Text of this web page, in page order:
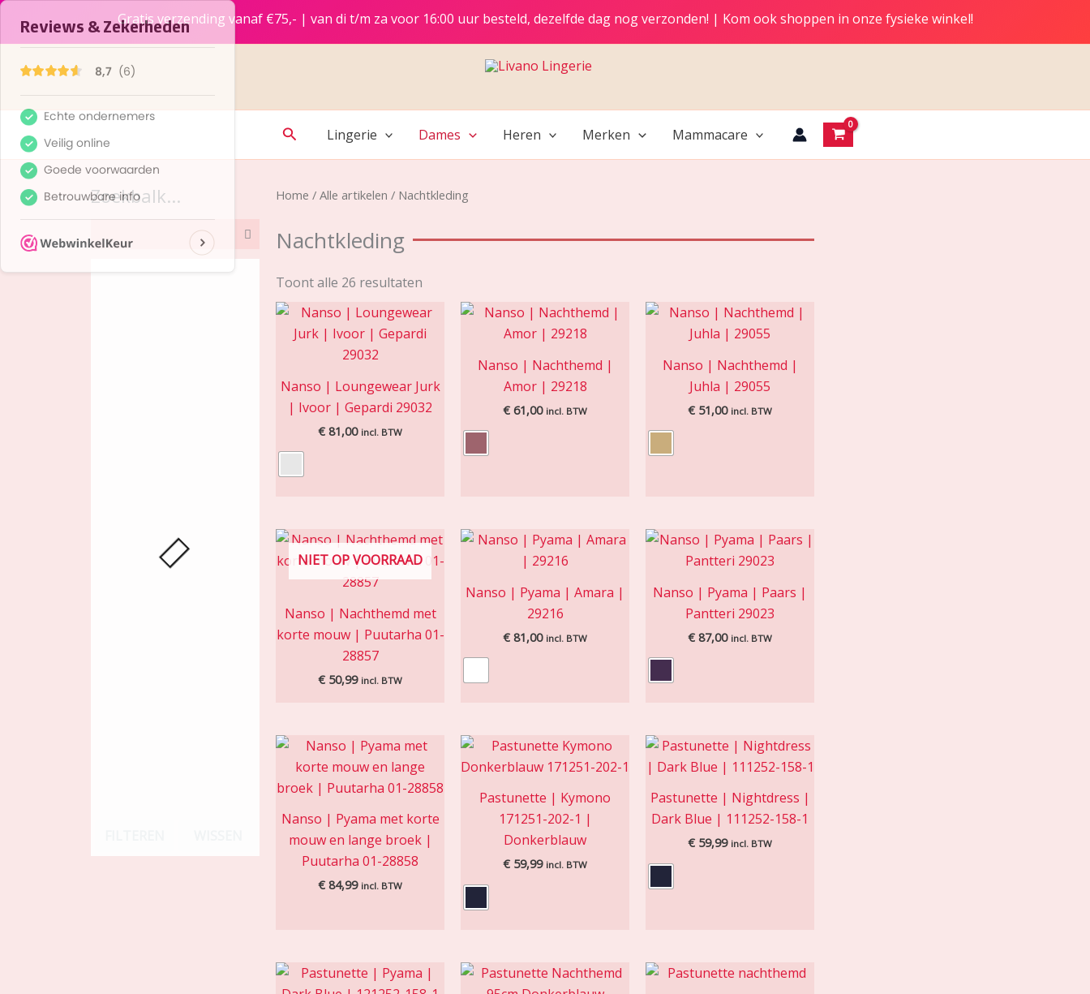
Ga
naar
inhoud
Gratis verzending vanaf €75,- | van di t/m za voor 16:00 uur besteld, dezelfde dag nog verzonden! | Kom ook shoppen in onze fysieke winkel!
ZoekenLingerie Dames Heren Merken Mammacare
Zoekbalk... Home / Alle artikelen / Nachtkleding
Nachtkleding
Toont alle 26 resultaten
Nanso | Loungewear Jurk
| Ivoor | Gepardi 29032
€ 81,00 incl. BTW
Nanso | Nachthemd |
Amor | 29218
€ 61,00 incl. BTW
Nanso | Nachthemd |
Juhla | 29055
€ 51,00 incl. BTW
NIET OP VOORRAAD
Nanso | Nachthemd met
korte mouw | Puutarha 01-
28857
€ 50,99 incl. BTW
Nanso | Pyama | Amara |
29216
€ 81,00 incl. BTW
Nanso | Pyama | Paars |
Pantteri 29023
€ 87,00 incl. BTW
Nanso | Pyama met korte
mouw en lange broek |
Puutarha 01-28858
€ 84,99 incl. BTW
Pastunette | Kymono
171251-202-1 |
Donkerblauw
€ 59,99 incl. BTW
Pastunette | Nightdress |
Dark Blue | 111252-158-1
€ 59,99 incl. BTW